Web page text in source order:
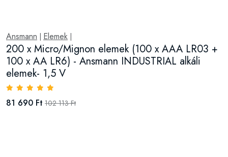
Ansmann Elemek
200 x Micro/Mignon elemek (100 x AAA LR03 +
100 x AA LR6) - Ansmann INDUSTRIAL alkáli
elemek- 1,5 V
81 690 Ft 102 113 Ft